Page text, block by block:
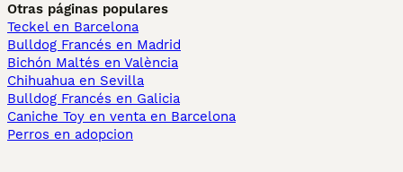
Otras páginas populares
Teckel en Barcelona
Bulldog Francés en Madrid
Bichón Maltés en València
Chihuahua en Sevilla
Bulldog Francés en Galicia
Caniche Toy en venta en Barcelona
Perros en adopcion